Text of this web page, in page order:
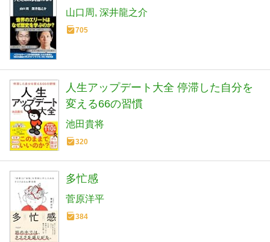
山口周 深井龍之介
705
人生アップデート大全 停滞した自分を
変える66の習慣
池田貴将
320
多忙感
菅原洋平
384